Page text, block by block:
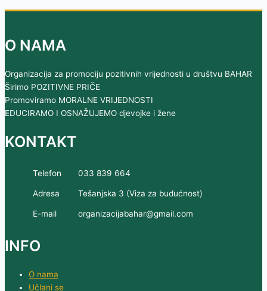
O NAMA
Organizacija za promociju pozitivnih vrijednosti u društvu BAHAR
Širimo POZITIVNE PRIČE
Promoviramo MORALNE VRIJEDNOSTI
EDUCIRAMO I OSNAŽUJEMO djevojke i žene
KONTAKT
Telefon 033 839 664
Adresa Tešanjska 3 (Viza za budućnost)
E-mail organizacijabahar@gmail.com
INFO
O nama
Učlani se